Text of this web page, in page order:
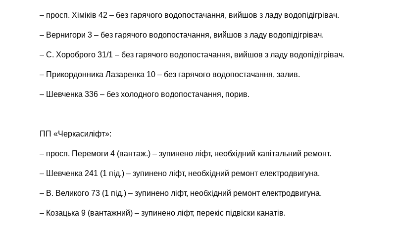
– просп. Хіміків 42 – без гарячого водопостачання, вийшов з ладу водопідігрівач.
– Вернигори 3 – без гарячого водопостачання, вийшов з ладу водопідігрівач.
– С. Хороброго 31/1 – без гарячого водопостачання, вийшов з ладу водопідігрівач.
– Прикордонника Лазаренка 10 – без гарячого водопостачання, залив.
– Шевченка 336 – без холодного водопостачання, порив.
ПП «Черкасиліфт»:
– просп. Перемоги 4 (вантаж.) – зупинено ліфт, необхідний капітальний ремонт.
– Шевченка 241 (1 під.) – зупинено ліфт, необхідний ремонт електродвигуна.
– В. Великого 73 (1 під.) – зупинено ліфт, необхідний ремонт електродвигуна.
– Козацька 9 (вантажний) – зупинено ліфт, перекіс підвіски канатів.